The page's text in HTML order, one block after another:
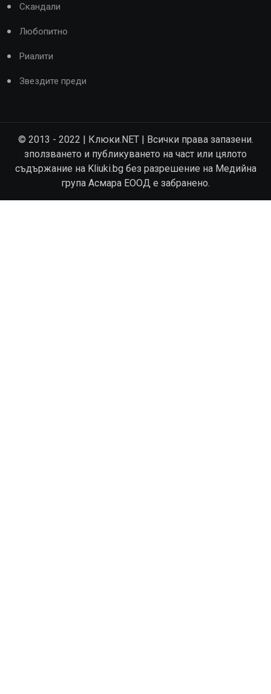
Скандали
Любопитно
Риалити
Звездите преди
© 2013 - 2022 | Клюки.NET | Всички права запазени.
зползването и публикуването на част или цялото
съдържание на Kliuki.bg без разрешение на Медийна
група Асмара ЕООД е забранено.